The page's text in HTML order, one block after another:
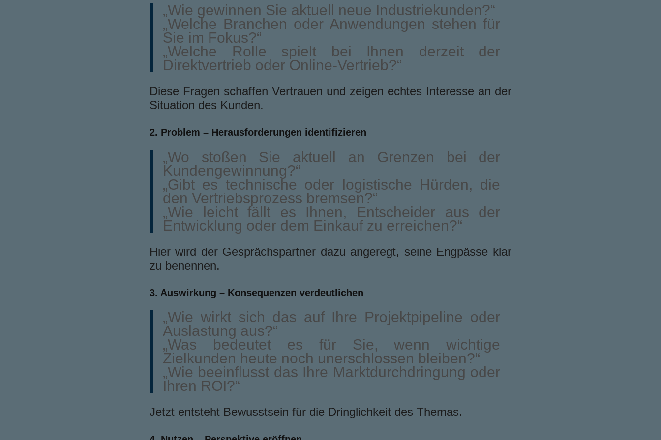
„Wie gewinnen Sie aktuell neue Industriekunden?“
„Welche Branchen oder Anwendungen stehen für
Sie im Fokus?“
„Welche Rolle spielt bei Ihnen derzeit der
Direktvertrieb oder Online-Vertrieb?“
Diese Fragen schaffen Vertrauen und zeigen echtes Interesse an der
Situation des Kunden.
2. Problem – Herausforderungen identifizieren
„Wo stoßen Sie aktuell an Grenzen bei der
Kundengewinnung?“
„Gibt es technische oder logistische Hürden, die
den Vertriebsprozess bremsen?“
„Wie leicht fällt es Ihnen, Entscheider aus der
Entwicklung oder dem Einkauf zu erreichen?“
Hier wird der Gesprächspartner dazu angeregt, seine Engpässe klar
zu benennen.
3. Auswirkung – Konsequenzen verdeutlichen
„Wie wirkt sich das auf Ihre Projektpipeline oder
Auslastung aus?“
„Was bedeutet es für Sie, wenn wichtige
Zielkunden heute noch unerschlossen bleiben?“
„Wie beeinflusst das Ihre Marktdurchdringung oder
Ihren ROI?“
Jetzt entsteht Bewusstsein für die Dringlichkeit des Themas.